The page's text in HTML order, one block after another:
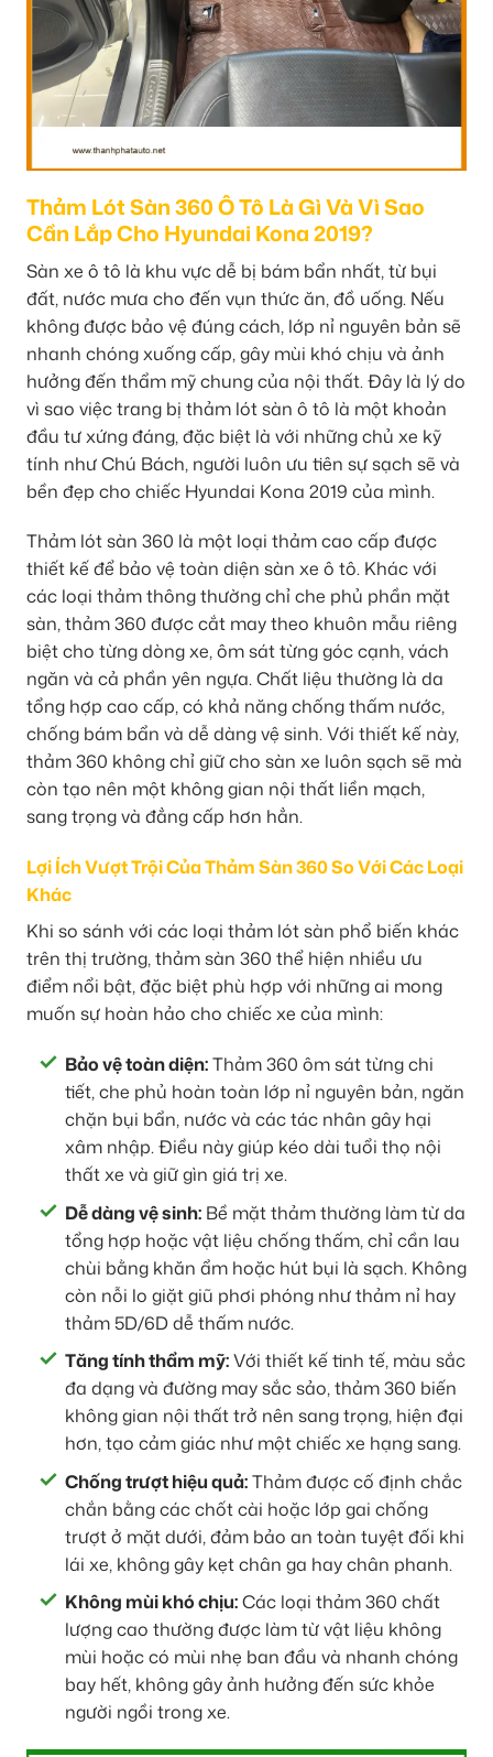
Thảm Lót Sàn 360 Ô Tô Là Gì Và Vì Sao
Cần Lắp Cho Hyundai Kona 2019?
Sàn xe ô tô là khu vực dễ bị bám bẩn nhất, từ bụi
đất, nước mưa cho đến vụn thức ăn, đồ uống. Nếu
không được bảo vệ đúng cách, lớp nỉ nguyên bản sẽ
nhanh chóng xuống cấp, gây mùi khó chịu và ảnh
hưởng đến thẩm mỹ chung của nội thất. Đây là lý do
vì sao việc trang bị thảm lót sàn ô tô là một khoản
đầu tư xứng đáng, đặc biệt là với những chủ xe kỹ
tính như Chú Bách, người luôn ưu tiên sự sạch sẽ và
bền đẹp cho chiếc Hyundai Kona 2019 của mình.
Thảm lót sàn 360 là một loại thảm cao cấp được
thiết kế để bảo vệ toàn diện sàn xe ô tô. Khác với
các loại thảm thông thường chỉ che phủ phần mặt
sàn, thảm 360 được cắt may theo khuôn mẫu riêng
biệt cho từng dòng xe, ôm sát từng góc cạnh, vách
ngăn và cả phần yên ngựa. Chất liệu thường là da
tổng hợp cao cấp, có khả năng chống thấm nước,
chống bám bẩn và dễ dàng vệ sinh. Với thiết kế này,
thảm 360 không chỉ giữ cho sàn xe luôn sạch sẽ mà
còn tạo nên một không gian nội thất liền mạch,
sang trọng và đẳng cấp hơn hẳn.
Lợi Ích Vượt Trội Của Thảm Sàn 360 So Với Các Loại
Khác
Khi so sánh với các loại thảm lót sàn phổ biến khác
trên thị trường, thảm sàn 360 thể hiện nhiều ưu
điểm nổi bật, đặc biệt phù hợp với những ai mong
muốn sự hoàn hảo cho chiếc xe của mình:
Bảo vệ toàn diện:Thảm 360 ôm sát từng chi
tiết, che phủ hoàn toàn lớp nỉ nguyên bản, ngăn
chặn bụi bẩn, nước và các tác nhân gây hại
xâm nhập. Điều này giúp kéo dài tuổi thọ nội
thất xe và giữ gìn giá trị xe.
Dễ dàng vệ sinh: Bề mặt thảm thường làm từ da
tổng hợp hoặc vật liệu chống thấm, chỉ cần lau
chùi bằng khăn ẩm hoặc hút bụi là sạch. Không
còn nỗi lo giặt giũ phơi phóng như thảm nỉ hay
thảm 5D/6D dễ thấm nước.
Tăng tính thẩm mỹ:Với thiết kế tinh tế, màu sắc
đa dạng và đường may sắc sảo, thảm 360 biến
không gian nội thất trở nên sang trọng, hiện đại
hơn, tạo cảm giác như một chiếc xe hạng sang.
Chống trượt hiệu quả:Thảm được cố định chắc
chắn bằng các chốt cài hoặc lớp gai chống
trượt ở mặt dưới, đảm bảo an toàn tuyệt đối khi
lái xe, không gây kẹt chân ga hay chân phanh.
Không mùi khó chịu:Các loại thảm 360 chất
lượng cao thường được làm từ vật liệu không
mùi hoặc có mùi nhẹ ban đầu và nhanh chóng
bay hết, không gây ảnh hưởng đến sức khỏe
người ngồi trong xe.